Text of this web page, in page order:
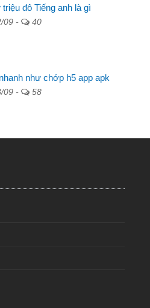
định vay
trong 1-2 ngày tôi trả
thời và nhanh chóng
triệu đô Tiếng anh là gì
09 - 40
như chớp h5 app apk
09 - 58